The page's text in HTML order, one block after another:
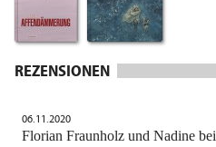
REZENSIONEN
06.11.2020
Florian Fraunholz und Nadine bei